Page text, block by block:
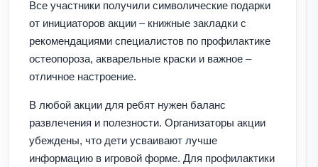
Все участники получили символические подарки
от инициаторов акции – книжные закладки с
рекомендациями специалистов по профилактике
остеопороза, акварельные краски и важное –
отличное настроение.
В любой акции для ребят нужен баланс
развлечения и полезности. Организаторы акции
убеждены, что дети усваивают лучше
информацию в игровой форме. Для профилактики